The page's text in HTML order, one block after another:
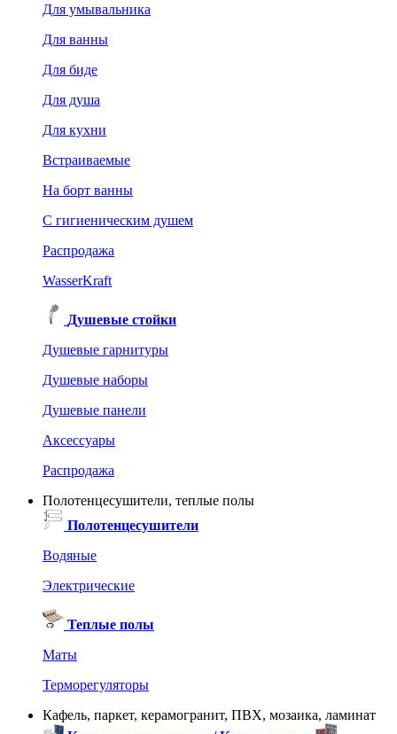
Для умывальника
Для ванны
Для биде
Для душа
Для кухни
Встраиваемые
На борт ванны
C гигиеническим душем
Распродажа
WasserKraft
Душевые стойки
Душевые гарнитуры
Душевые наборы
Душевые панели
Аксессуары
Распродажа
Полотенцесушители, теплые полы
Полотенцесушители
Водяные
Электрические
Теплые полы
Маты
Терморегуляторы
Кафель, паркет, керамогранит, ПВХ, мозаика, ламинат